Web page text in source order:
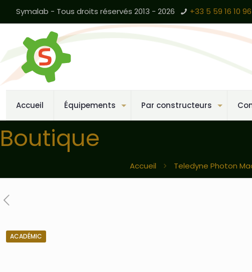
Symalab - Tous droits réservés 2013 - 2026 +33 5 59 16 10 96
Accueil Équipements Par constructeurs
Boutique
Accueil Teledyne Photon
ACADÉMIC